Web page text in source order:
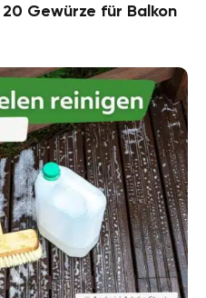
Gewürze für Balkon